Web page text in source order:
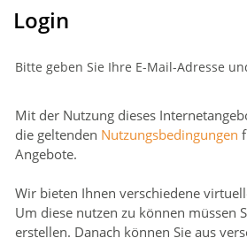
Login
Bitte geben Sie Ihre E-Mail-Adresse
Mit der Nutzung dieses
die geltenden Nutzungsbedingungen
Angebote.
Wir bieten Ihnen verschiedene
Um diese nutzen zu können müssen
erstellen. Danach können Sie aus